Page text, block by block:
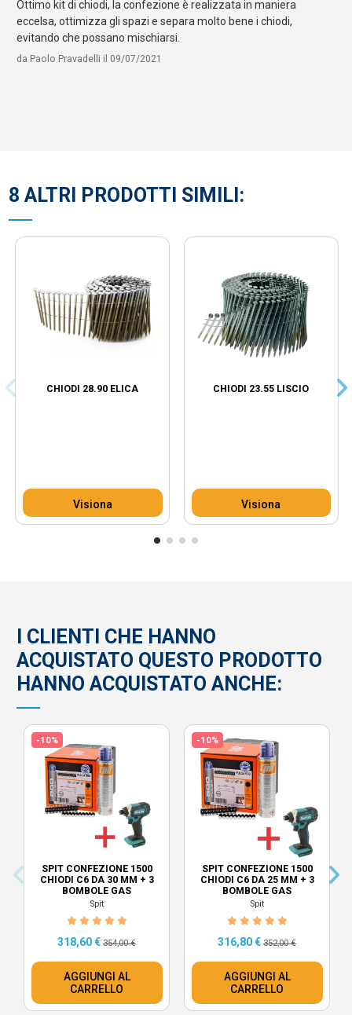
Ottimo kit di chiodi, la confezione è realizzata in maniera
eccelsa, ottimizza gli spazi e separa molto bene i chiodi,
evitando che possano mischiarsi.
da Paolo Pravadelli il 09/07/2021
8 ALTRI PRODOTTI SIMILI:
CHIODI 28.90 ELICA
Visiona
CHIODI 23.55 LISCIO
Visiona
I CLIENTI CHE HANNO
ACQUISTATO QUESTO PRODOTTO
HANNO ACQUISTATO ANCHE:
-10%
SPIT CONFEZIONE 1500
CHIODI C6 DA 30 MM + 3
BOMBOLE GAS
Spit
318,60 € 354,00 €
AGGIUNGI AL
CARRELLO
-10%
SPIT CONFEZIONE 1500
CHIODI C6 DA 25 MM + 3
BOMBOLE GAS
Spit
316,80 € 352,00 €
AGGIUNGI AL
CARRELLO